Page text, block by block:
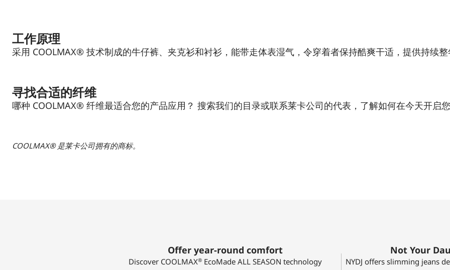
工作原理
采用 COOLMAX® 技术制成的牛仔裤、夹克衫和衬衫，能带走体表湿气，令穿着者保持酷爽干适，提供持续整
寻找合适的纤维
哪种 COOLMAX® 纤维最适合您的产品应用？ 搜索我们的目录或联系莱卡公司的代表，了解如何在今天开启您
COOLMAX® 是莱卡公司拥有的商标。
Offer year-round comfort
Discover COOLMAX®EcoMade ALL SEASON technology
Not Your
NYDJ offers slimming jeans